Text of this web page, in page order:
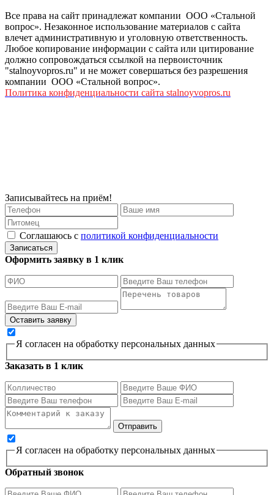
Все права на сайт принадлежат компании ООО «Стальной
вопрос». Незаконное использование материалов с сайта
влечет административную и уголовную ответственность.
Любое копирование информации с сайта или цитирование
должно сопровождаться ссылкой на первоисточник
"stalnoyvopros.ru" и не может совершаться без разрешения
компании ООО «Стальной вопрос».
Политика конфиденциальности сайта stalnoyvopros.ru
Записывайтесь на приём!
Соглашаюсь с политикой конфиденциальности
Записаться
Оформить заявку в 1 клик
Я согласен на обработку персональных данных
Заказать в 1 клик
Я согласен на обработку персональных данных
Обратный звонок